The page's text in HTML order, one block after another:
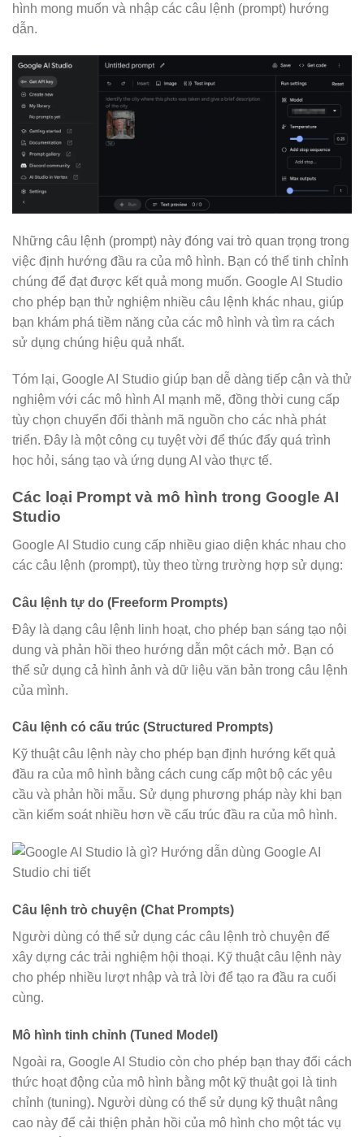
hình mong muốn và nhập các câu lệnh (prompt) hướng
dẫn.
Những câu lệnh (prompt) này đóng vai trò quan trọng trong
việc định hướng đầu ra của mô hình. Bạn có thể tinh chỉnh
chúng để đạt được kết quả mong muốn. Google AI Studio
cho phép bạn thử nghiệm nhiều câu lệnh khác nhau, giúp
bạn khám phá tiềm năng của các mô hình và tìm ra cách
sử dụng chúng hiệu quả nhất.
Tóm lại, Google AI Studio giúp bạn dễ dàng tiếp cận và thử
nghiệm với các mô hình AI mạnh mẽ, đồng thời cung cấp
tùy chọn chuyển đổi thành mã nguồn cho các nhà phát
triển. Đây là một công cụ tuyệt vời để thúc đẩy quá trình
học hỏi, sáng tạo và ứng dụng AI vào thực tế.
Các loại Prompt và mô hình trong Google AI
Studio
Google AI Studio cung cấp nhiều giao diện khác nhau cho
các câu lệnh (prompt), tùy theo từng trường hợp sử dụng:
Câu lệnh tự do (Freeform Prompts)
Đây là dạng câu lệnh linh hoạt, cho phép bạn sáng tạo nội
dung và phản hồi theo hướng dẫn một cách mở. Bạn có
thể sử dụng cả hình ảnh và dữ liệu văn bản trong câu lệnh
của mình.
Câu lệnh có cấu trúc (Structured Prompts)
Kỹ thuật câu lệnh này cho phép bạn định hướng kết quả
đầu ra của mô hình bằng cách cung cấp một bộ các yêu
cầu và phản hồi mẫu. Sử dụng phương pháp này khi bạn
cần kiểm soát nhiều hơn về cấu trúc đầu ra của mô hình.
Câu lệnh trò chuyện (Chat Prompts)
Người dùng có thể sử dụng các câu lệnh trò chuyện để
xây dựng các trải nghiệm hội thoại. Kỹ thuật câu lệnh này
cho phép nhiều lượt nhập và trả lời để tạo ra đầu ra cuối
cùng.
Mô hình tinh chỉnh (Tuned Model)
Ngoài ra, Google AI Studio còn cho phép bạn thay đổi cách
thức hoạt động của mô hình bằng một kỹ thuật gọi là tinh
chỉnh (tuning). Người dùng có thể sử dụng kỹ thuật nâng
cao này để cải thiện phản hồi của mô hình cho một tác vụ